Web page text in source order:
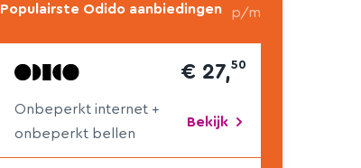
Populairste Odido aanbiedingen p/m
€ 27,50
Onbeperkt internet +
onbeperkt bellen
Bekijk